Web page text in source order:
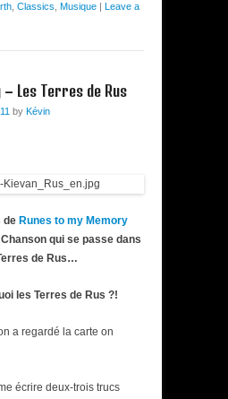
Classics Musique
Leave a
Les Terres de Rus
by Kévin
de Runes to my Memory
qui se passe dans
de Rus…
les Terres de Rus ?!
a regardé la carte on
écrire deux-trois trucs